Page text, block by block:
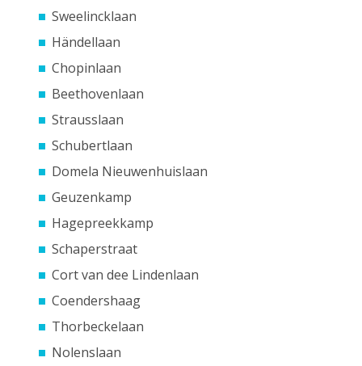
Sweelincklaan
Händellaan
Chopinlaan
Beethovenlaan
Strausslaan
Schubertlaan
Domela Nieuwenhuislaan
Geuzenkamp
Hagepreekkamp
Schaperstraat
Cort van dee Lindenlaan
Coendershaag
Thorbeckelaan
Nolenslaan